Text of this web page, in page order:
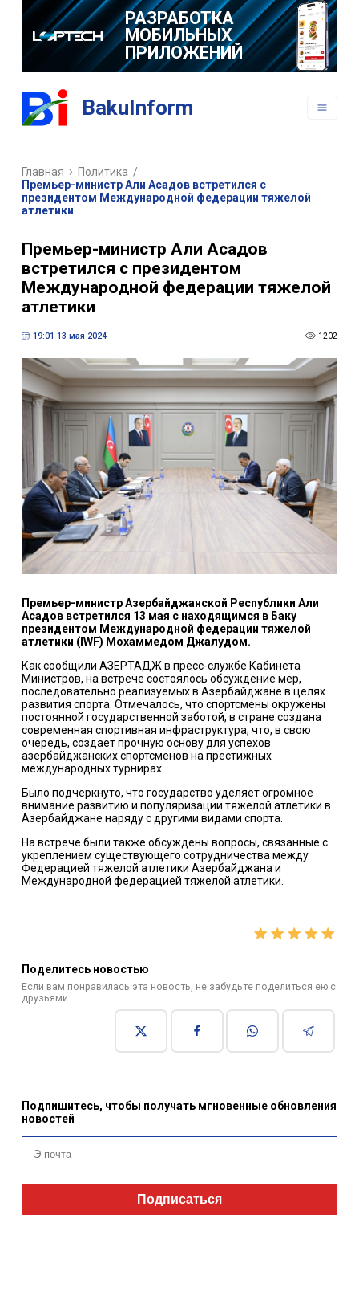
РАЗРАБОТКА
МОБИЛЬНЫХ
ПРИЛОЖЕНИЙ
BakuInform
Главная Политика /
Премьер-министр Али Асадов встретился с
президентом Международной федерации тяжелой
атлетики
Премьер-министр Али Асадов
встретился с президентом
Международной федерации тяжелой
атлетики
19:01 13 мая 2024 1202
Премьер-министр Азербайджанской Республики Али
Асадов встретился 13 мая с находящимся в Баку
президентом Международной федерации тяжелой
атлетики (IWF) Мохаммедом Джалудом.
Как сообщили АЗЕРТАДЖ в пресс-службе Кабинета
Министров, на встрече состоялось обсуждение мер,
последовательно реализуемых в Азербайджане в целях
развития спорта. Отмечалось, что спортсмены окружены
постоянной государственной заботой, в стране создана
современная спортивная инфраструктура, что, в свою
очередь, создает прочную основу для успехов
азербайджанских спортсменов на престижных
международных турнирах.
Было подчеркнуто, что государство уделяет огромное
внимание развитию и популяризации тяжелой атлетики в
Азербайджане наряду с другими видами спорта.
На встрече были также обсуждены вопросы, связанные с
укреплением существующего сотрудничества между
Федерацией тяжелой атлетики Азербайджана и
Международной федерацией тяжелой атлетики.
Поделитесь новостью
Если вам понравилась эта новость, не забудьте поделиться ею с
друзьями
Подпишитесь, чтобы получать мгновенные обновления
новостей
Подписаться